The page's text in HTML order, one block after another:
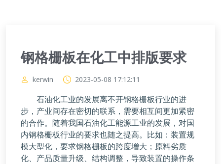
钢格栅板在化工中排版要求
kerwin 2023-05-08 17:12:11
石油化工业的发展离不开钢格栅板行业的进
步，产业间存在密切的联系，需要相互间更加紧密
的合作。随着我国石油化工能源工业的发展，对国
内钢格栅板行业的要求也随之提高。比如：装置规
模大型化，要求钢格栅板的跨度增大；原料劣质
化、产品质量升级、结构调整，导致装置的操作条